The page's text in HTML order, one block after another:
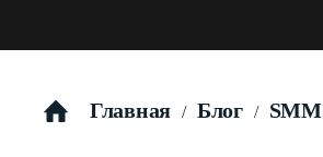
Главная / Блог / SMM